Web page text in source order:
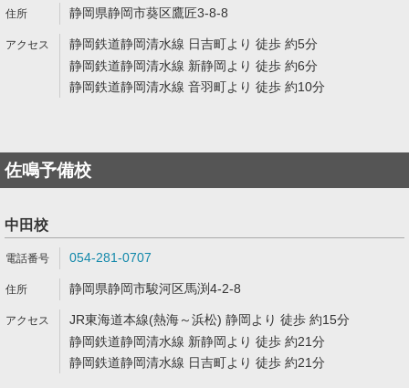
静岡県静岡市葵区鷹匠3-8-8
静岡鉄道静岡清水線 日吉町より 徒歩 約5分
静岡鉄道静岡清水線 新静岡より 徒歩 約6分
静岡鉄道静岡清水線 音羽町より 徒歩 約10分
佐鳴予備校
中田校
054-281-0707
静岡県静岡市駿河区馬渕4-2-8
JR東海道本線(熱海～浜松) 静岡より 徒歩 約15分
静岡鉄道静岡清水線 新静岡より 徒歩 約21分
静岡鉄道静岡清水線 日吉町より 徒歩 約21分